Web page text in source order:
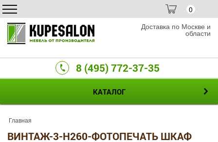
0
Доставка по Москве и
области
8 (495) 772-37-35
КАТАЛОГ
Главная
ВИНТАЖ-3-H260-ФОТОПЕЧАТЬ ШКАФ